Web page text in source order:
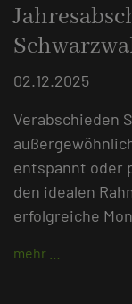
02.12.2025
Verabschieden
entspannt oder
den idealen
erfolgreiche
mehr …